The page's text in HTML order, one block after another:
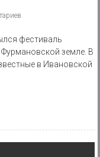
фестиваль
земле. В
в Ивановской